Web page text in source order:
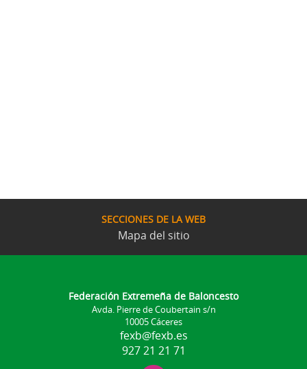
SECCIONES DE LA WEB
Mapa del sitio
Federación Extremeña de Baloncesto
Avda. Pierre de Coubertain s/n
10005 Cáceres
fexb@fexb.es
927 21 21 71